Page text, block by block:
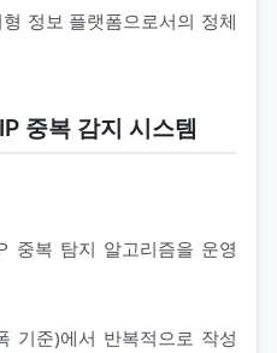
정보 플랫폼으로서의 정체
중복 감지 시스템
중복 탐지 알고리즘을 운영
기준)에서 반복적으로 작성